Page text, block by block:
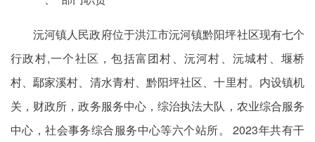
沅河镇人民政府位于洪江市沅河镇黔阳坪社区现有七个
行政村,一个社区，包括富团村、沅河村、沅城村、堰桥
村、鄢家溪村、清水青村、黔阳坪社区、十里村。内设镇机
关，财政所，政务服务中心，综治执法大队，农业综合服务
中心，社会事务综合服务中心等六个站所。 2023年共有干